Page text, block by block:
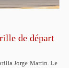
de départ
Jorge Martín. Le